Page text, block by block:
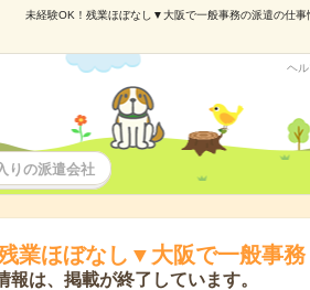
未経験OK！残業ほぼなし▼大阪で一般事務の派遣の仕
ヘ
りの派遣会社
業ほぼなし▼大阪で一般事務
報は、掲載が終了しています。